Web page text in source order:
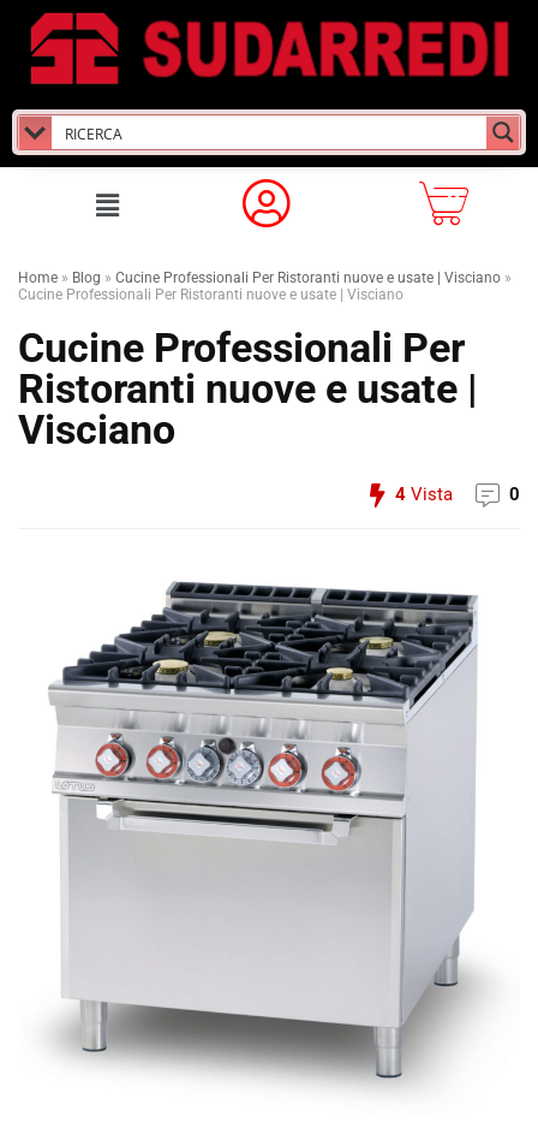
Home » Blog » Cucine Professionali Per Ristoranti nuove e usate | Visciano »
Cucine Professionali Per Ristoranti nuove e usate | Visciano
Cucine Professionali Per
Ristoranti nuove e usate |
Visciano
4 Vista 0